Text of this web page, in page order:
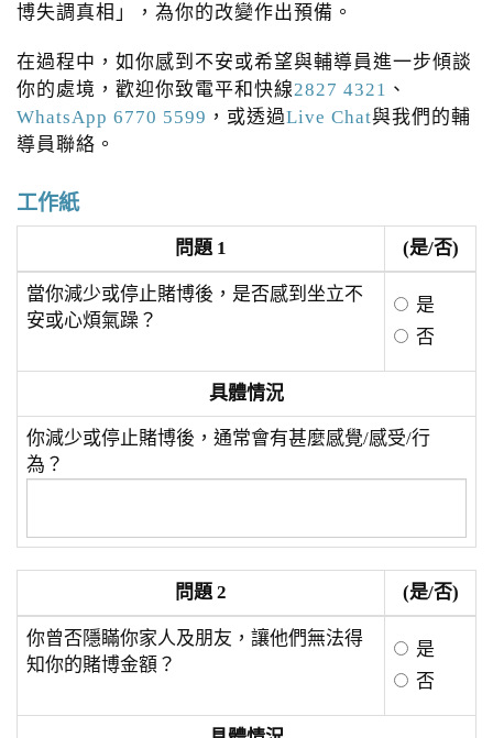
博失調真相」，為你的改變作出預備。
在過程中，如你感到不安或希望與輔導員進一步傾談
你的處境，歡迎你致電平和快線2827 4321 、
WhatsApp 6770 5599 ，或透過Live Chat與我們的輔
導員聯絡。
工作紙
問題 1 (是/否)
當你減少或停止賭博後，是否感到坐立不
安或心煩氣躁？
是
否
具體情況
你減少或停止賭博後，通常會有甚麼感覺/感受/行
為？
問題 2 (是/否)
你曾否隱瞞你家人及朋友，讓他們無法得
知你的賭博金額？
是
否